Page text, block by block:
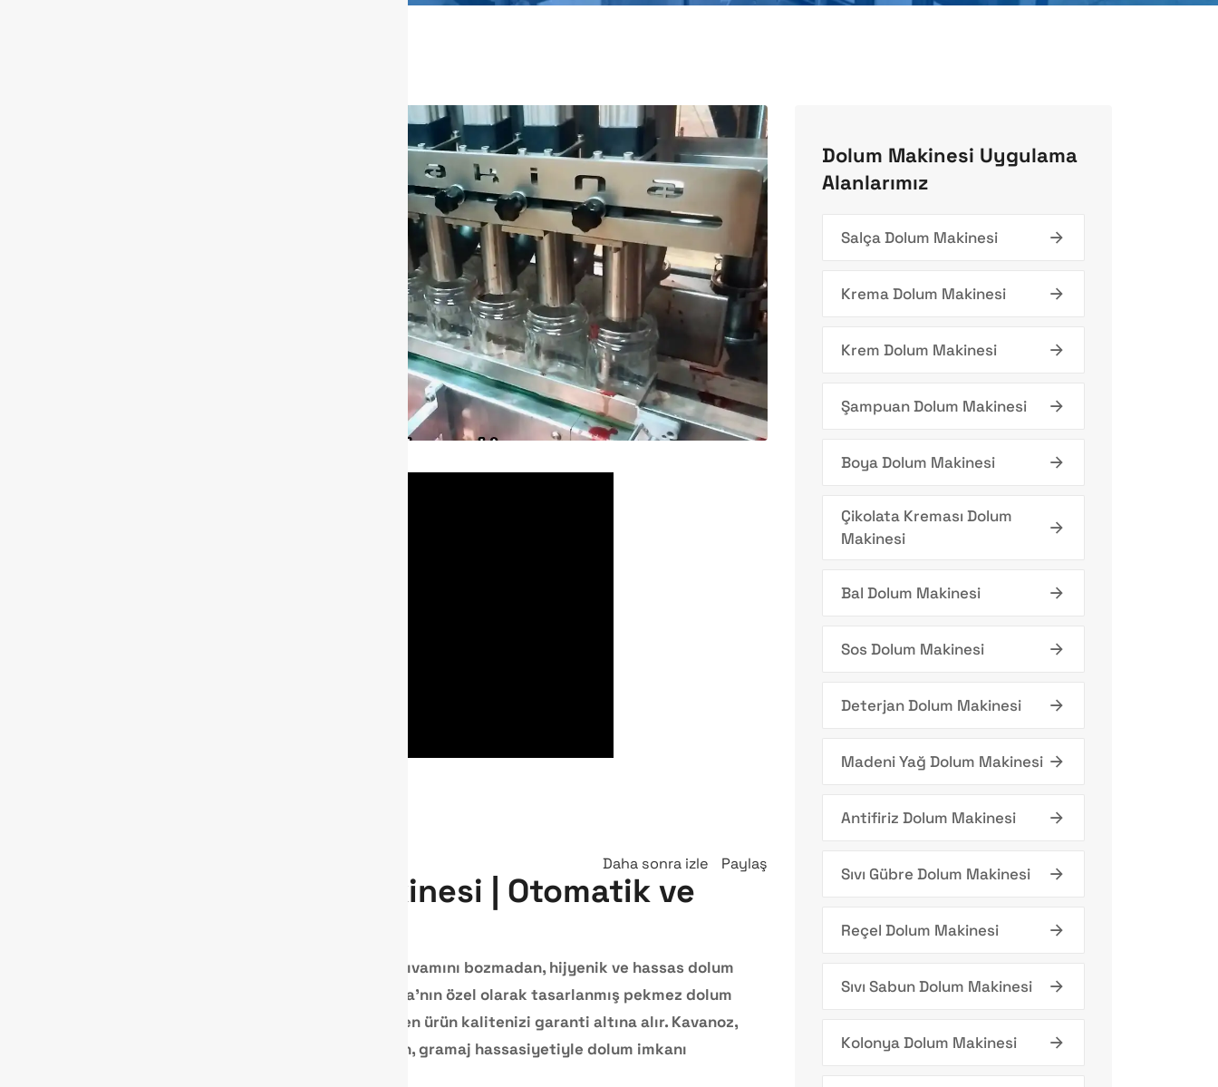
Daha sonra izle Paylaş
Pekmez Dolum Makinesi | Otomatik ve
Geleneksel lezzetimiz pekmezin yoğun kıvamını bozmadan, hijyenik ve hassas dolum
süreçleri mi arıyorsunuz? Kurtsan Makina'nın özel olarak tasarlanmış pekmez dolum
makineleri, üretim verimliliğinizi artırırken ürün kalitenizi garanti altına alır. Kavanoz,
şişe veya farklı ambalajlara el değmeden, gramaj hassasiyetiyle dolum imkanı
Dolum Makinesi Uygulama
Alanlarımız
Salça Dolum Makinesi
Krema Dolum Makinesi
Krem Dolum Makinesi
Şampuan Dolum Makinesi
Boya Dolum Makinesi
Çikolata Kreması Dolum
Makinesi
Bal Dolum Makinesi
Sos Dolum Makinesi
Deterjan Dolum Makinesi
Madeni Yağ Dolum Makinesi
Antifiriz Dolum Makinesi
Sıvı Gübre Dolum Makinesi
Reçel Dolum Makinesi
Sıvı Sabun Dolum Makinesi
Kolonya Dolum Makinesi